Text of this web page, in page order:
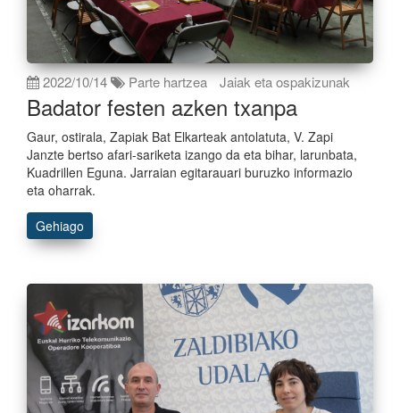
2022/10/14 Parte hartzea Jaiak eta ospakizunak
Badator festen azken txanpa
Gaur, ostirala, Zapiak Bat Elkarteak antolatuta, V. Zapi
Janzte bertso afari-sariketa izango da eta bihar, larunbata,
Kuadrillen Eguna. Jarraian egitarauari buruzko informazio
eta oharrak.
Gehiago